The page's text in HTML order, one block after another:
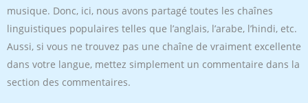
musique. Donc, ici, nous avons partagé toutes les chaînes
linguistiques populaires telles que l’anglais, l’arabe, l’hindi, etc.
Aussi, si vous ne trouvez pas une chaîne de vraiment excellente
dans votre langue, mettez simplement un commentaire dans la
section des commentaires.